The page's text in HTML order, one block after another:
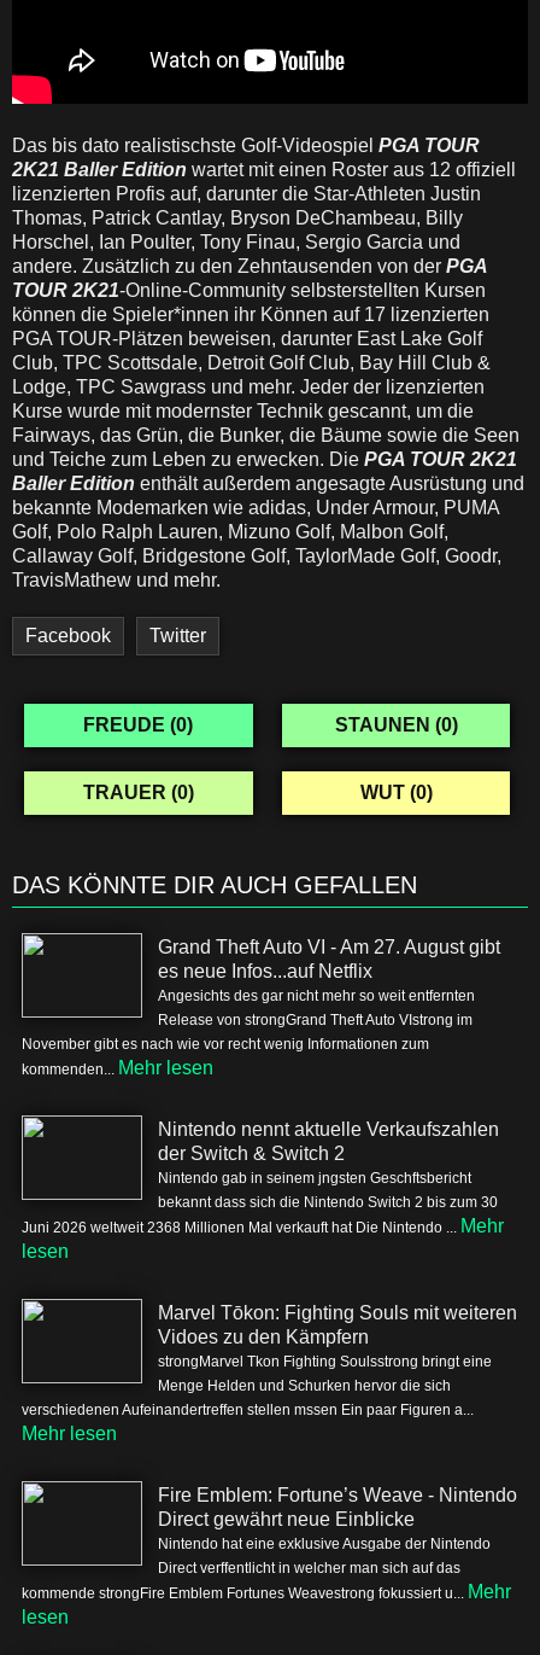
Das bis dato realistischste Golf-Videospiel PGA TOUR
2K21 Baller Edition wartet mit einen Roster aus 12 offiziell
lizenzierten Profis auf, darunter die Star-Athleten Justin
Thomas, Patrick Cantlay, Bryson DeChambeau, Billy
Horschel, Ian Poulter, Tony Finau, Sergio Garcia und
andere. Zusätzlich zu den Zehntausenden von der PGA
TOUR 2K21-Online-Community selbsterstellten Kursen
können die Spieler*innen ihr Können auf 17 lizenzierten
PGA TOUR-Plätzen beweisen, darunter East Lake Golf
Club, TPC Scottsdale, Detroit Golf Club, Bay Hill Club &
Lodge, TPC Sawgrass und mehr. Jeder der lizenzierten
Kurse wurde mit modernster Technik gescannt, um die
Fairways, das Grün, die Bunker, die Bäume sowie die Seen
und Teiche zum Leben zu erwecken. Die PGA TOUR 2K21
Baller Edition enthält außerdem angesagte Ausrüstung und
bekannte Modemarken wie adidas, Under Armour, PUMA
Golf, Polo Ralph Lauren, Mizuno Golf, Malbon Golf,
Callaway Golf, Bridgestone Golf, TaylorMade Golf, Goodr,
TravisMathew und mehr.
Facebook Twitter
FREUDE (0) STAUNEN (0)
TRAUER (0) WUT (0)
DAS KÖNNTE DIR AUCH GEFALLEN
Grand Theft Auto VI - Am 27. August gibt
es neue Infos...auf Netflix
Angesichts des gar nicht mehr so weit entfernten
Release von strongGrand Theft Auto VIstrong im
November gibt es nach wie vor recht wenig Informationen zum
kommenden... Mehr lesen
Nintendo nennt aktuelle Verkaufszahlen
der Switch & Switch 2
Nintendo gab in seinem jngsten Geschftsbericht
bekannt dass sich die Nintendo Switch 2 bis zum 30
Juni 2026 weltweit 2368 Millionen Mal verkauft hat Die Nintendo ... Mehr
lesen
Marvel Tōkon: Fighting Souls mit weiteren
Vidoes zu den Kämpfern
strongMarvel Tkon Fighting Soulsstrong bringt eine
Menge Helden und Schurken hervor die sich
verschiedenen Aufeinandertreffen stellen mssen Ein paar Figuren a...
Mehr lesen
Fire Emblem: Fortune’s Weave - Nintendo
Direct gewährt neue Einblicke
Nintendo hat eine exklusive Ausgabe der Nintendo
Direct verffentlicht in welcher man sich auf das
kommende strongFire Emblem Fortunes Weavestrong fokussiert u... Mehr
lesen